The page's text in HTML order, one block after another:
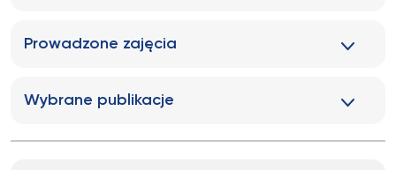
Prowadzone zajęcia
Wybrane publikacje